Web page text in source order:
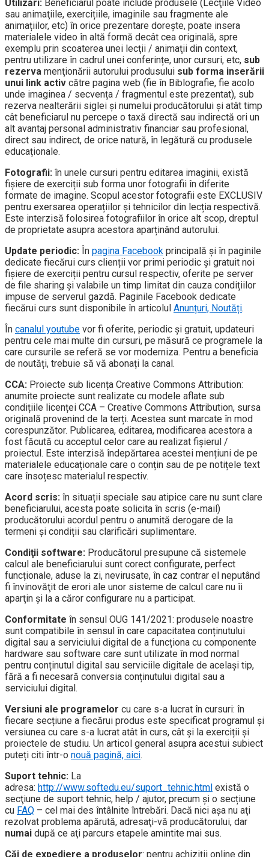
Utilizări: Beneficiarul poate include produsele (Lecţiile Video
sau animaţiile, exercițiile, imaginile sau fragmente ale
animațiilor, etc) în orice prezentare doreşte, poate insera
materialele video în altă formă decât cea originală, spre
exemplu prin scoaterea unei lecţii / animaţii din context,
pentru utilizare în cadrul unei conferințe, unor cursuri, etc, sub
rezerva menţionării autorului produsului sub forma inserării
unui link activ către pagina web (fie în Biblografie, fie acolo
unde imaginea / secvența / fragmentul este prezentat), sub
rezerva nealterării siglei şi numelui producătorului şi atât timp
cât beneficiarul nu percepe o taxă directă sau indirectă ori un
alt avantaj personal administrativ financiar sau profesional,
direct sau indirect, de orice natură, în legătură cu produsele
educaționale.
Fotografii: în unele cursuri pentru editarea imaginii, există
fișiere de exerciții sub forma unor fotografii în diferite
formate de imagine. Scopul acestor fotografii este EXCLUSIV
pentru exersarea operațiilor și tehnicilor din lecția respectivă.
Este interzisă folosirea fotografiilor în orice alt scop, dreptul
de proprietate asupra acestora aparținând autorului.
Update periodic: În pagina Facebook principală și în paginile
dedicate fiecărui curs clienții vor primi periodic și gratuit noi
fișiere de exerciții pentru cursul respectiv, oferite pe server
de file sharing și valabile un timp limitat din cauza condițiilor
impuse de serverul gazdă. Paginile Facebook dedicate
fiecărui curs sunt disponibile în articolul Anunțuri, Noutăți.
În canalul youtube vor fi oferite, periodic și gratuit, updateuri
pentru cele mai multe din cursuri, pe măsură ce programele la
care cursurile se referă se vor moderniza. Pentru a beneficia
de noutăți, trebuie să vă abonați la canal.
CCA: Proiecte sub licența Creative Commons Attribution:
anumite proiecte sunt realizate cu modele aflate sub
condițiile licenței CCA – Creative Commons Attribution, sursa
originală provenind de la terți. Acestea sunt marcate în mod
corespunzător. Publicarea, editarea, modificarea acestora a
fost făcută cu acceptul celor care au realizat fișierul /
proiectul. Este interzisă îndepărtarea acestei mențiuni de pe
materialele educaționale care o conțin sau de pe notițele text
care însoțesc materialul respectiv.
Acord scris: în situații speciale sau atipice care nu sunt clare
beneficiarului, acesta poate solicita în scris (e-mail)
producătorului acordul pentru o anumită derogare de la
termeni și condiții sau clarificări suplimentare.
Condiţii software: Producătorul presupune că sistemele
calcul ale beneficiarului sunt corect configurate, perfect
funcționale, aduse la zi, nevirusate, în caz contrar el neputând
fi învinovăţit de erori ale unor sisteme de calcul care nu îi
aparţin şi la a căror configurare nu a participat.
Conformitate în sensul OUG 141/2021: produsele noastre
sunt compatibile în sensul în care capacitatea conținutului
digital sau a serviciului digital de a funcționa cu componente
hardware sau software care sunt utilizate în mod normal
pentru conținutul digital sau serviciile digitale de același tip,
fără a fi necesară conversia conținutului digital sau a
serviciului digital.
Versiuni ale programelor cu care s-a lucrat în cursuri: în
fiecare secțiune a fiecărui produs este specificat programul și
versiunea cu care s-a lucrat atât în curs, cât și la exerciții și
proiectele de studiu. Un articol general asupra acestui subiect
puteți citi într-o nouă pagină, aici.
Suport tehnic: La
adresa: http://www.softedu.eu/suport_tehnic.html există o
secţiune de suport tehnic, help / ajutor, precum și o secțiune
cu FAQ – cel mai des întâlnite întrebări. Dacă nici aşa nu aţi
rezolvat problema apărută, adresaţi-vă producătorului, dar
numai după ce aţi parcurs etapele amintite mai sus.
Căi de expediere a produselor: pentru achiziții online din